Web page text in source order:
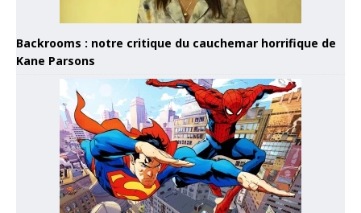
Backrooms : notre critique du cauchemar horrifique de
Kane Parsons